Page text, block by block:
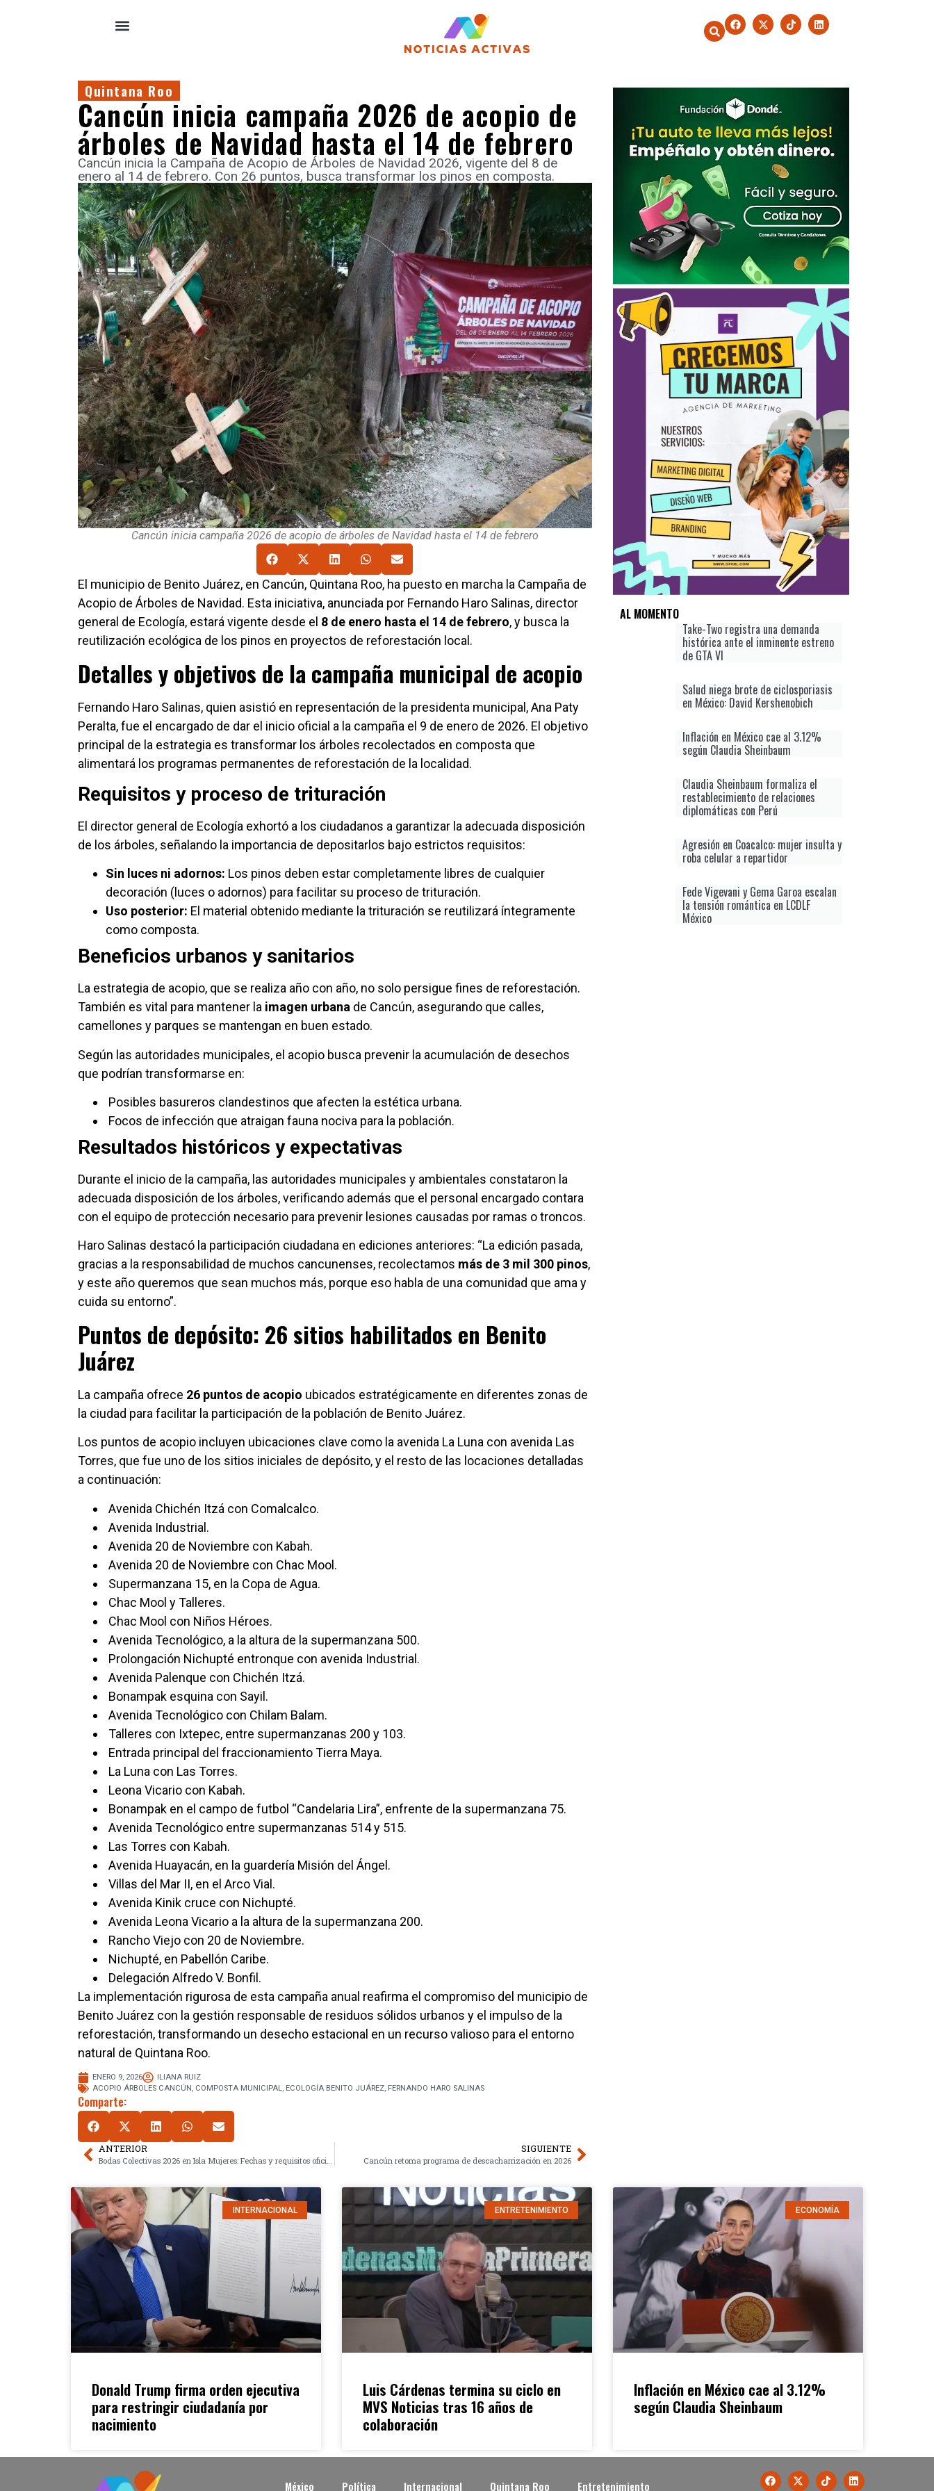
Quintana Roo
Cancún inicia campaña 2026 de acopio de
árboles de Navidad hasta el 14 de febrero
Cancún inicia la Campaña de Acopio de Árboles de Navidad 2026, vigente del 8 de
enero al 14 de febrero. Con 26 puntos, busca transformar los pinos en composta.
Cancún inicia campaña 2026 de acopio de árboles de Navidad hasta el 14 de febrero
El municipio de Benito Juárez, en Cancún, Quintana Roo, ha puesto en marcha la Campaña de
Acopio de Árboles de Navidad. Esta iniciativa, anunciada por Fernando Haro Salinas, director
general de Ecología, estará vigente desde el 8 de enero hasta el 14 de febrero, y busca la
reutilización ecológica de los pinos en proyectos de reforestación local.
Detalles y objetivos de la campaña municipal de acopio
Fernando Haro Salinas, quien asistió en representación de la presidenta municipal, Ana Paty
Peralta, fue el encargado de dar el inicio oficial a la campaña el 9 de enero de 2026. El objetivo
principal de la estrategia es transformar los árboles recolectados en composta que
alimentará los programas permanentes de reforestación de la localidad.
Requisitos y proceso de trituración
El director general de Ecología exhortó a los ciudadanos a garantizar la adecuada disposición
de los árboles, señalando la importancia de depositarlos bajo estrictos requisitos:
Sin luces ni adornos: Los pinos deben estar completamente libres de cualquier
decoración (luces o adornos) para facilitar su proceso de trituración.
Uso posterior: El material obtenido mediante la trituración se reutilizará íntegramente
como composta.
Beneficios urbanos y sanitarios
La estrategia de acopio, que se realiza año con año, no solo persigue fines de reforestación.
También es vital para mantener la imagen urbana de Cancún, asegurando que calles,
camellones y parques se mantengan en buen estado.
Según las autoridades municipales, el acopio busca prevenir la acumulación de desechos
que podrían transformarse en:
Posibles basureros clandestinos que afecten la estética urbana.
Focos de infección que atraigan fauna nociva para la población.
Resultados históricos y expectativas
Durante el inicio de la campaña, las autoridades municipales y ambientales constataron la
adecuada disposición de los árboles, verificando además que el personal encargado contara
con el equipo de protección necesario para prevenir lesiones causadas por ramas o troncos.
Haro Salinas destacó la participación ciudadana en ediciones anteriores: “La edición pasada,
gracias a la responsabilidad de muchos cancunenses, recolectamos más de 3 mil 300 pinos,
y este año queremos que sean muchos más, porque eso habla de una comunidad que ama y
cuida su entorno”.
Puntos de depósito: 26 sitios habilitados en Benito
Juárez
La campaña ofrece 26 puntos de acopio ubicados estratégicamente en diferentes zonas de
la ciudad para facilitar la participación de la población de Benito Juárez.
Los puntos de acopio incluyen ubicaciones clave como la avenida La Luna con avenida Las
Torres, que fue uno de los sitios iniciales de depósito, y el resto de las locaciones detalladas
a continuación:
Avenida Chichén Itzá con Comalcalco.
Avenida Industrial.
Avenida 20 de Noviembre con Kabah.
Avenida 20 de Noviembre con Chac Mool.
Supermanzana 15, en la Copa de Agua.
Chac Mool y Talleres.
Chac Mool con Niños Héroes.
Avenida Tecnológico, a la altura de la supermanzana 500.
Prolongación Nichupté entronque con avenida Industrial.
Avenida Palenque con Chichén Itzá.
Bonampak esquina con Sayil.
Avenida Tecnológico con Chilam Balam.
Talleres con Ixtepec, entre supermanzanas 200 y 103.
Entrada principal del fraccionamiento Tierra Maya.
La Luna con Las Torres.
Leona Vicario con Kabah.
Bonampak en el campo de futbol “Candelaria Lira”, enfrente de la supermanzana 75.
Avenida Tecnológico entre supermanzanas 514 y 515.
Las Torres con Kabah.
Avenida Huayacán, en la guardería Misión del Ángel.
Villas del Mar II, en el Arco Vial.
Avenida Kinik cruce con Nichupté.
Avenida Leona Vicario a la altura de la supermanzana 200.
Rancho Viejo con 20 de Noviembre.
Nichupté, en Pabellón Caribe.
Delegación Alfredo V. Bonfil.
La implementación rigurosa de esta campaña anual reafirma el compromiso del municipio de
Benito Juárez con la gestión responsable de residuos sólidos urbanos y el impulso de la
reforestación, transformando un desecho estacional en un recurso valioso para el entorno
natural de Quintana Roo.
ENERO 9, 2026
ILIANA RUIZ
ACOPIO ÁRBOLES CANCÚN, COMPOSTA MUNICIPAL, ECOLOGÍA BENITO JUÁREZ, FERNANDO HARO SALINAS
Comparte:
ANTERIOR
Bodas Colectivas 2026 en Isla Mujeres: Fechas y requisitos oficiales del programa
SIGUIENTE
Cancún retoma programa de descacharrización en 2026
AL MOMENTO
Take-Two registra una demanda
histórica ante el inminente estreno
de GTA VI
Salud niega brote de ciclosporiasis
en México: David Kershenobich
Inflación en México cae al 3.12%
según Claudia Sheinbaum
Claudia Sheinbaum formaliza el
restablecimiento de relaciones
diplomáticas con Perú
Agresión en Coacalco: mujer insulta y
roba celular a repartidor
Fede Vigevani y Gema Garoa escalan
la tensión romántica en LCDLF
México
INTERNACIONAL
Donald Trump firma orden ejecutiva
para restringir ciudadanía por
nacimiento
ENTRETENIMIENTO
Luis Cárdenas termina su ciclo en
MVS Noticias tras 16 años de
colaboración
ECONOMÍA
Inflación en México cae al 3.12%
según Claudia Sheinbaum
México Política Internacional Quintana Roo Entretenimiento